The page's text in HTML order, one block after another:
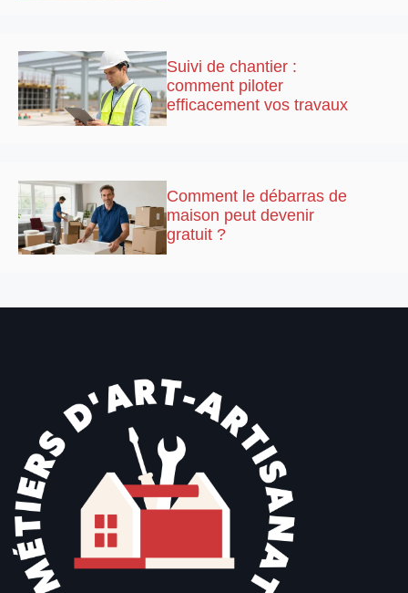
Suivi de chantier :
comment piloter
efficacement vos travaux
Comment le débarras de
maison peut devenir
gratuit ?